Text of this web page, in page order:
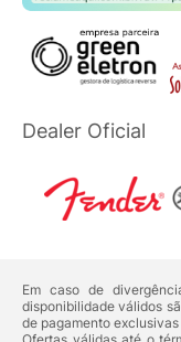
Dealer Oficial
Em caso de
disponibilidade válidos
de pagamento